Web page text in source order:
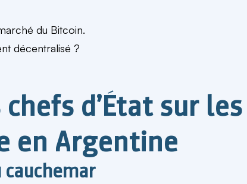
du Bitcoin.
décentralisé ?
d’État sur les
en Argentine